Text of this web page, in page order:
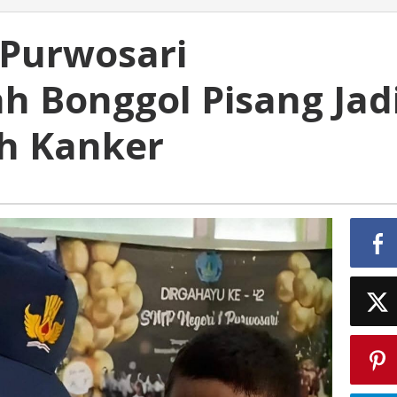
Bonggol Pisang
Kanker